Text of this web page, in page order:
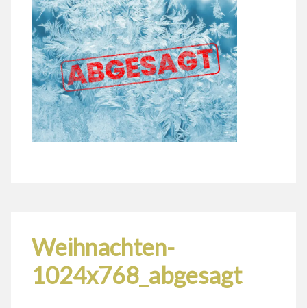
Weihnachten-
1024x768_abgesagt